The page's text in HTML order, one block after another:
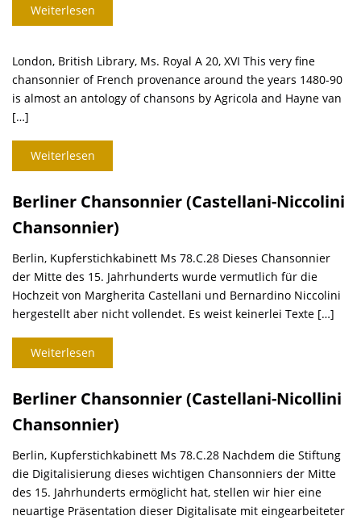
Weiterlesen
London, British Library, Ms. Royal A 20, XVI This very fine
chansonnier of French provenance around the years 1480-90
is almost an antology of chansons by Agricola and Hayne van
[…]
Weiterlesen
Berliner Chansonnier (Castellani-Niccolini
Chansonnier)
Berlin, Kupferstichkabinett Ms 78.C.28 Dieses Chansonnier
der Mitte des 15. Jahrhunderts wurde vermutlich für die
Hochzeit von Margherita Castellani und Bernardino Niccolini
hergestellt aber nicht vollendet. Es weist keinerlei Texte […]
Weiterlesen
Berliner Chansonnier (Castellani-Nicollini
Chansonnier)
Berlin, Kupferstichkabinett Ms 78.C.28 Nachdem die Stiftung
die Digitalisierung dieses wichtigen Chansonniers der Mitte
des 15. Jahrhunderts ermöglicht hat, stellen wir hier eine
neuartige Präsentation dieser Digitalisate mit eingearbeiteter